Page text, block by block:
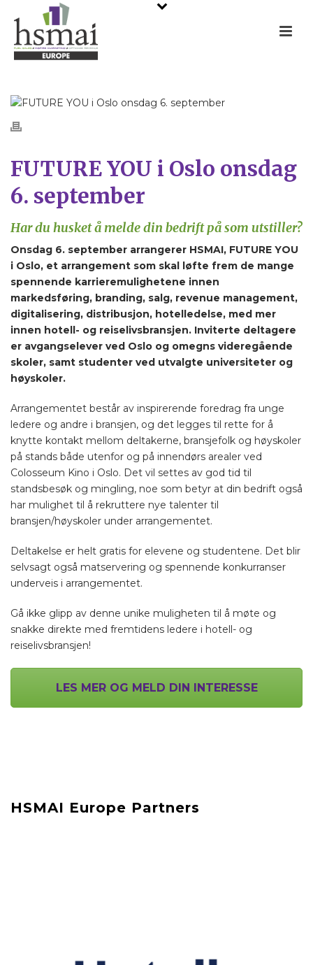
FUTURE YOU i Oslo onsdag
6. september
Har du husket å melde din bedrift på som utstiller?
Onsdag 6. september arrangerer HSMAI, FUTURE YOU
i Oslo, et arrangement som skal løfte frem de mange
spennende karrieremulighetene innen
markedsføring, branding, salg, revenue management,
digitalisering, distribusjon, hotelledelse, med mer
innen hotell- og reiselivsbransjen. Inviterte deltagere
er avgangselever ved Oslo og omegns videregående
skoler, samt studenter ved utvalgte universiteter og
høyskoler.
Arrangementet består av inspirerende foredrag fra unge
ledere og andre i bransjen, og det legges til rette for å
knytte kontakt mellom deltakerne, bransjefolk og høyskoler
på stands både utenfor og på innendørs arealer ved
Colosseum Kino i Oslo. Det vil settes av god tid til
standsbesøk og mingling, noe som betyr at din bedrift også
har mulighet til å rekruttere nye talenter til
bransjen/høyskoler under arrangementet.
Deltakelse er helt gratis for elevene og studentene. Det blir
selvsagt også matservering og spennende konkurranser
underveis i arrangementet.
Gå ikke glipp av denne unike muligheten til å møte og
snakke direkte med fremtidens ledere i hotell- og
reiselivsbransjen!
LES MER OG MELD DIN INTERESSE
HSMAI Europe Partners